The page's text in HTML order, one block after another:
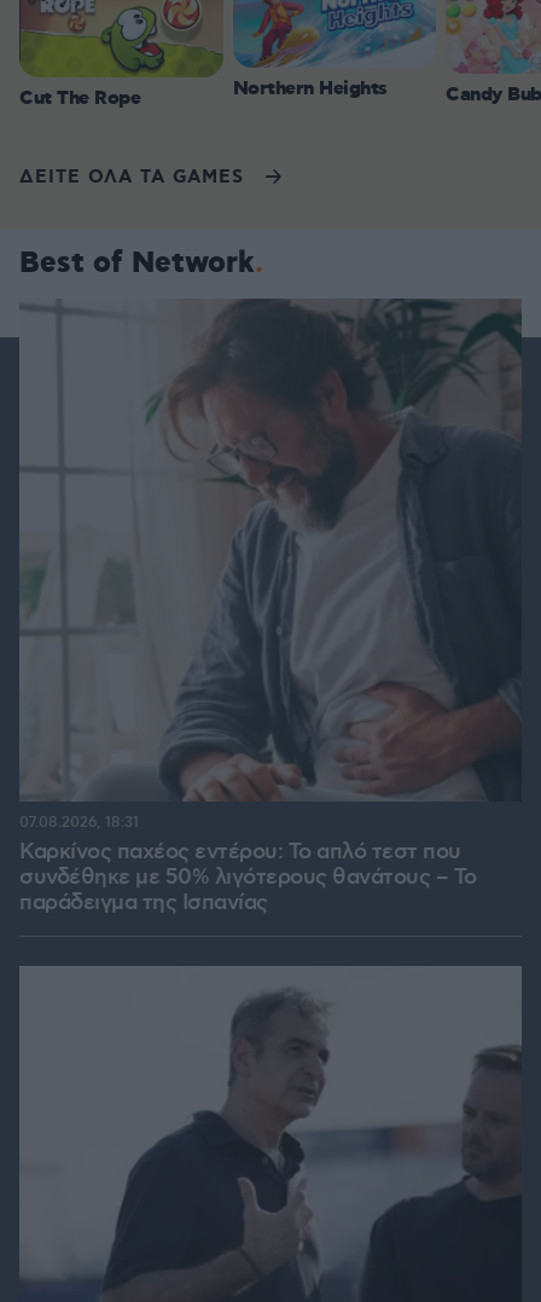
Cut The Rope Northern Heights Candy
ΔΕΙΤΕ ΟΛΑ ΤΑ GAMES
Best of Network
Καρκίνος παχέος εντέρου: Το απλό τεστ που
συνδέθηκε με 50% λιγότερους θανάτους – Το
παράδειγμα της Ισπανίας
07.08.2026, 18:31